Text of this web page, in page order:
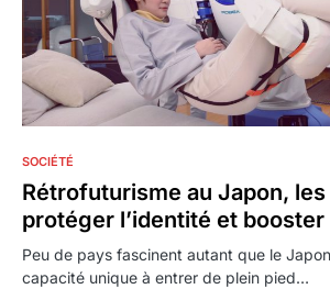
SOCIÉTÉ
Rétrofuturisme au Japon,
protéger l’identité et booster
Peu de pays fascinent autant que le
capacité unique à entrer de plein pied…